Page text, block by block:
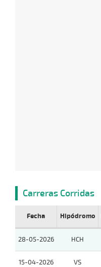
Carreras Corridas
Fecha Hipódromo
28-05-2026 HCH
15-04-2026 VS